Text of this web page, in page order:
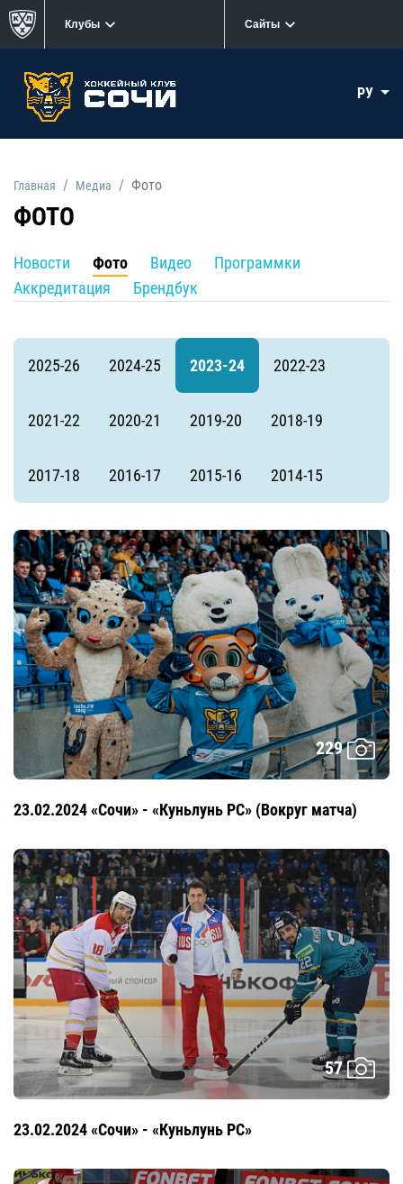
Клубы Сайты
РУ
Главная Медиа Фото
ФОТО
Новости Фото Видео
Программки
Аккредитация
Брендбук
2025-26 2024-25 2023-24 2022-23
2021-22 2020-21 2019-20 2018-19
2017-18 2016-17 2015-16 2014-15
229
23.02.2024 «Сочи» - «Куньлунь РС» (Вокруг матча)
57
23.02.2024 «Сочи» - «Куньлунь РС»